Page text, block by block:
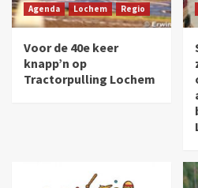
Agenda Lochem Regio
Voor de 40e keer
knapp’n op
Tractorpulling Lochem